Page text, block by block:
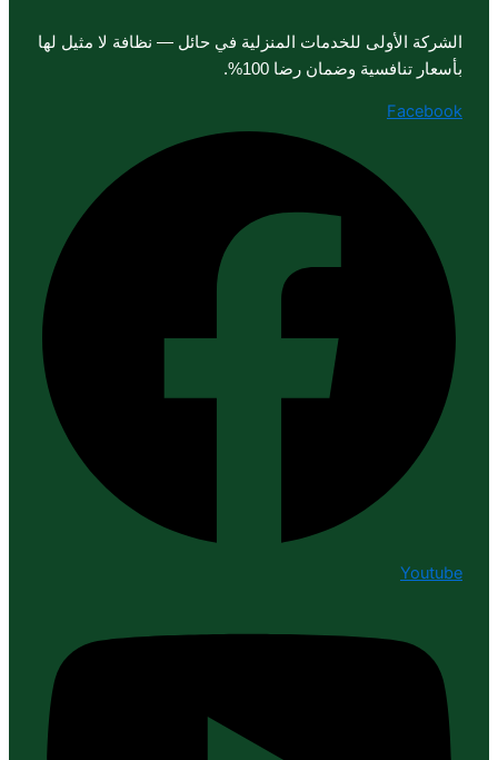
الشركة الأولى للخدمات المنزلية في حائل — نظافة لا مثيل لها
بأسعار تنافسية وضمان رضا 100%.
Facebook
Youtube